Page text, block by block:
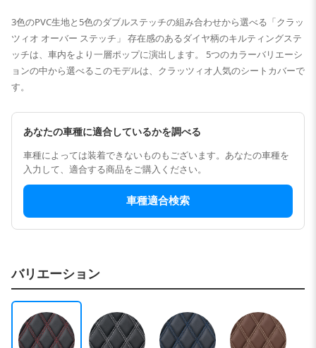
3色のPVC生地と5色のダブルステッチの組み合わせから選べる「クラッ
ツィオ オーバー ステッチ」 存在感のあるダイヤ柄のキルティングステ
ッチは、車内をより一層ポップに演出します。 5つのカラーバリエーシ
ョンの中から選べるこのモデルは、クラッツィオ人気のシートカバーで
す。
あなたの車種に適合しているかを調べる
車種によっては装着できないものもございます。あなたの車種を
入力して、適合する商品をご購入ください。
車種適合検索
バリエーション